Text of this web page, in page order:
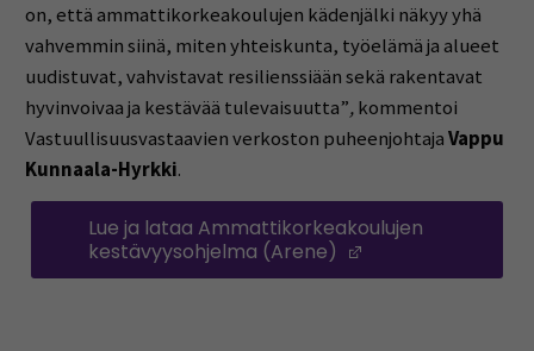
on, että ammattikorkeakoulujen kädenjälki näkyy yhä
vahvemmin siinä, miten yhteiskunta, työelämä ja alueet
uudistuvat, vahvistavat resilienssiään sekä rakentavat
hyvinvoivaa ja kestävää tulevaisuutta”,kommentoi
Vastuullisuusvastaavien verkoston puheenjohtajaVappu
Kunnaala-Hyrkki.
Lue ja lataa Ammattikorkeakoulujen
kestävyysohjelma (Arene)